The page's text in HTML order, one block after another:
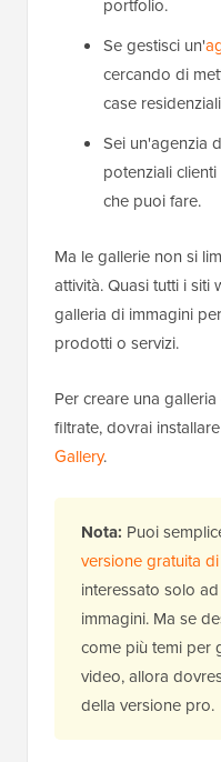
Se gestisci un'
cercando di
case
Sei un'agenzia
potenziali
che puoi fare.
Ma le gallerie non si
attività. Quasi tutti i
galleria di immagini
prodotti o servizi.
Per creare una
filtrate, dovrai
Gallery.
Nota: Puoi
versione gratuita
interessato solo
immagini. Ma se
come più temi per
video, allora
della versione pro.